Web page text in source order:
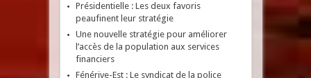
Présidentielle : Les deux favoris
peaufinent leur stratégie
Une nouvelle stratégie pour améliorer
l’accès de la population aux services
financiers
Fénérive-Est : Le syndicat de la police